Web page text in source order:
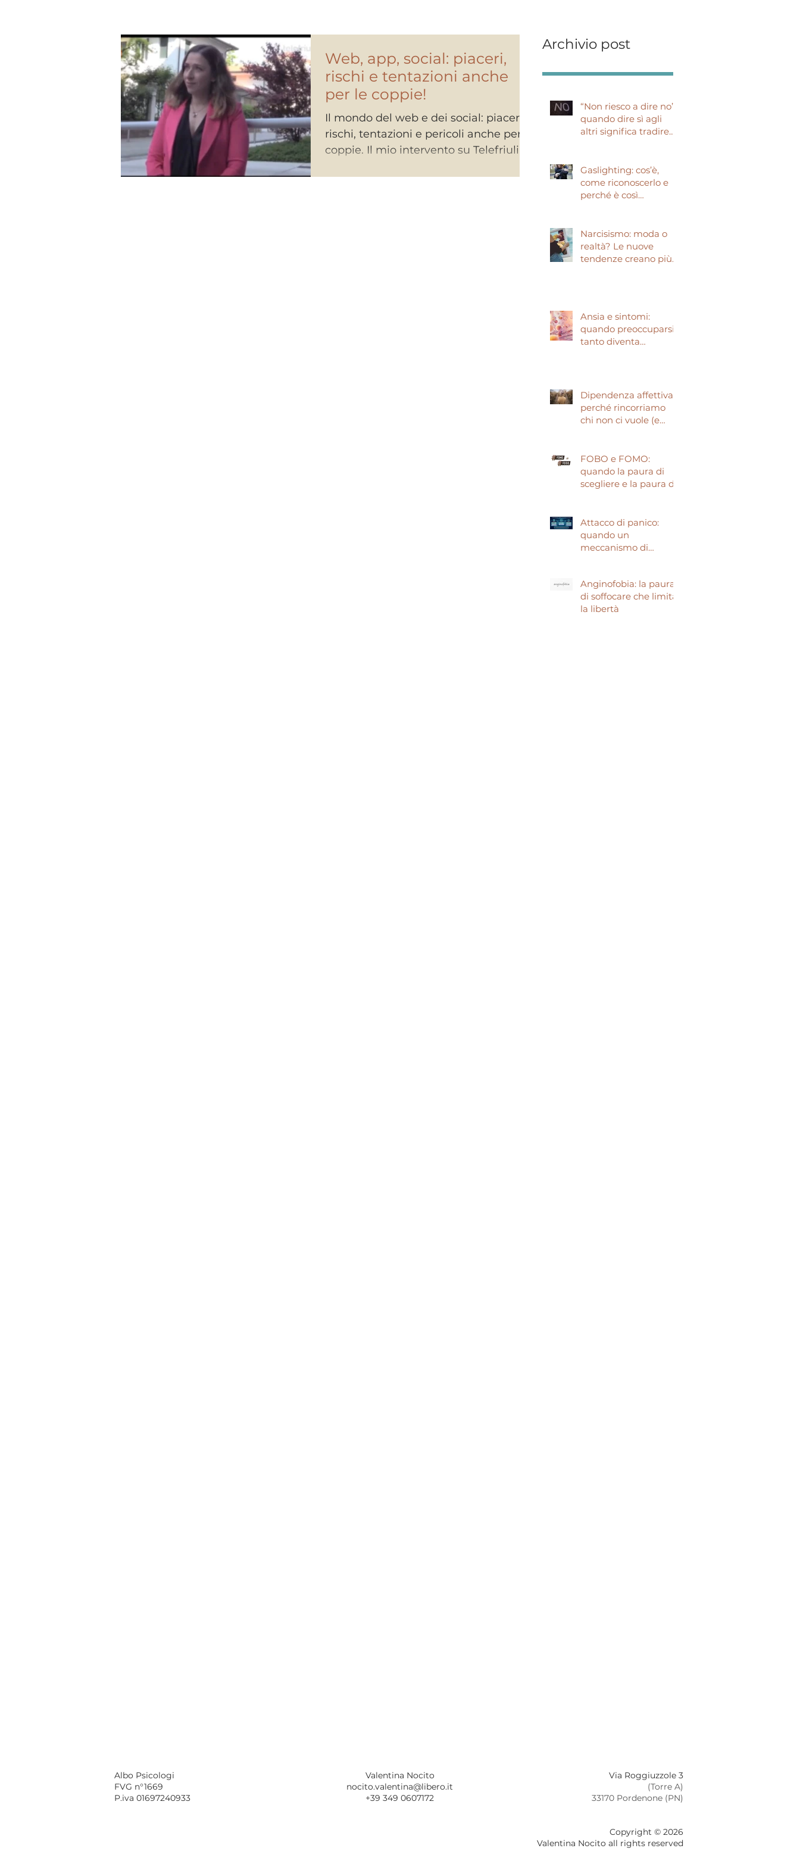
Web, app, social: piaceri,
rischi e tentazioni anche
per le coppie!
Il mondo del web e dei social: piaceri,
rischi, tentazioni e pericoli anche per le
coppie. Il mio intervento su Telefriuli.
Archivio post
“Non riesco a dire no”:
quando dire sì agli
altri significa tradire
Gaslighting: cos’è,
come riconoscerlo e
perché è così
Narcisismo: moda o
realtà? Le nuove
tendenze creano più
Ansia e sintomi:
quando preoccuparsi
tanto diventa
Dipendenza affettiva:
perché rincorriamo
chi non ci vuole (e
FOBO e FOMO:
quando la paura di
scegliere e la paura di
Attacco di panico:
quando un
meccanismo di
Anginofobia: la paura
di soffocare che limita
la libertà
Albo Psicologi
FVG n°1669
P.iva 01697240933
Valentina Nocito
nocito.valentina@libero.it
+39 349 0607172
Via Roggiuzzole 3
(Torre A)
33170 Pordenone (PN)
Copyright © 2026
Valentina Nocito all rights reserved